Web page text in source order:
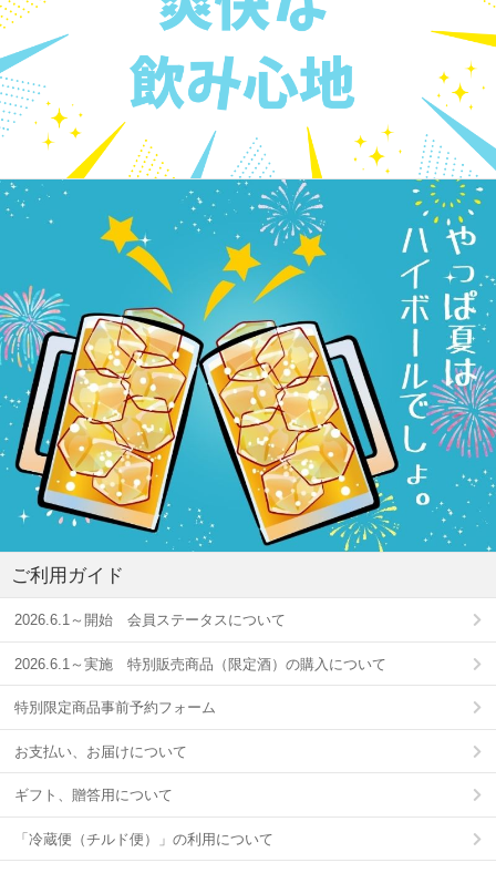
ご利用ガイド
2026.6.1～開始 会員ステータスについて
2026.6.1～実施 特別販売商品（限定酒）の購入について
特別限定商品事前予約フォーム
お支払い、お届けについて
ギフト、贈答用について
「冷蔵便（チルド便）」の利用について